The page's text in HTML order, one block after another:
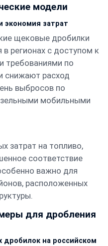
модели
экономия затрат
щековые дробилки
регионах с доступом к
требованиями по
снижают расход
выбросов по
мобильными
затрат на топливо,
соответствие
важно для
расположенных
для дробления
на российском